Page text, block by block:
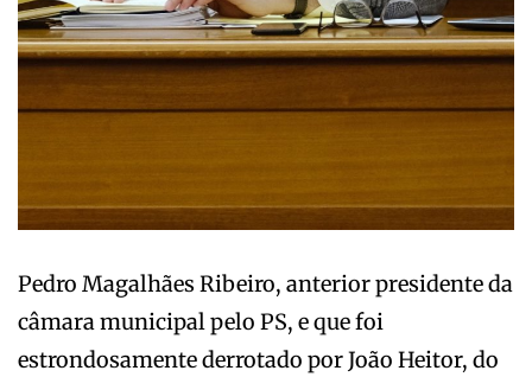
Pedro Magalhães Ribeiro, anterior presidente da
câmara municipal pelo PS, e que foi
estrondosamente derrotado por João Heitor, do